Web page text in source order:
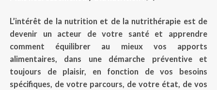
L’intérêt de la nutrition et de la nutrithérapie est de
devenir un acteur de votre santé et apprendre
comment équilibrer au mieux vos apports
alimentaires, dans une démarche préventive et
toujours de plaisir, en fonction de vos besoins
spécifiques, de votre parcours, de votre état, de vos